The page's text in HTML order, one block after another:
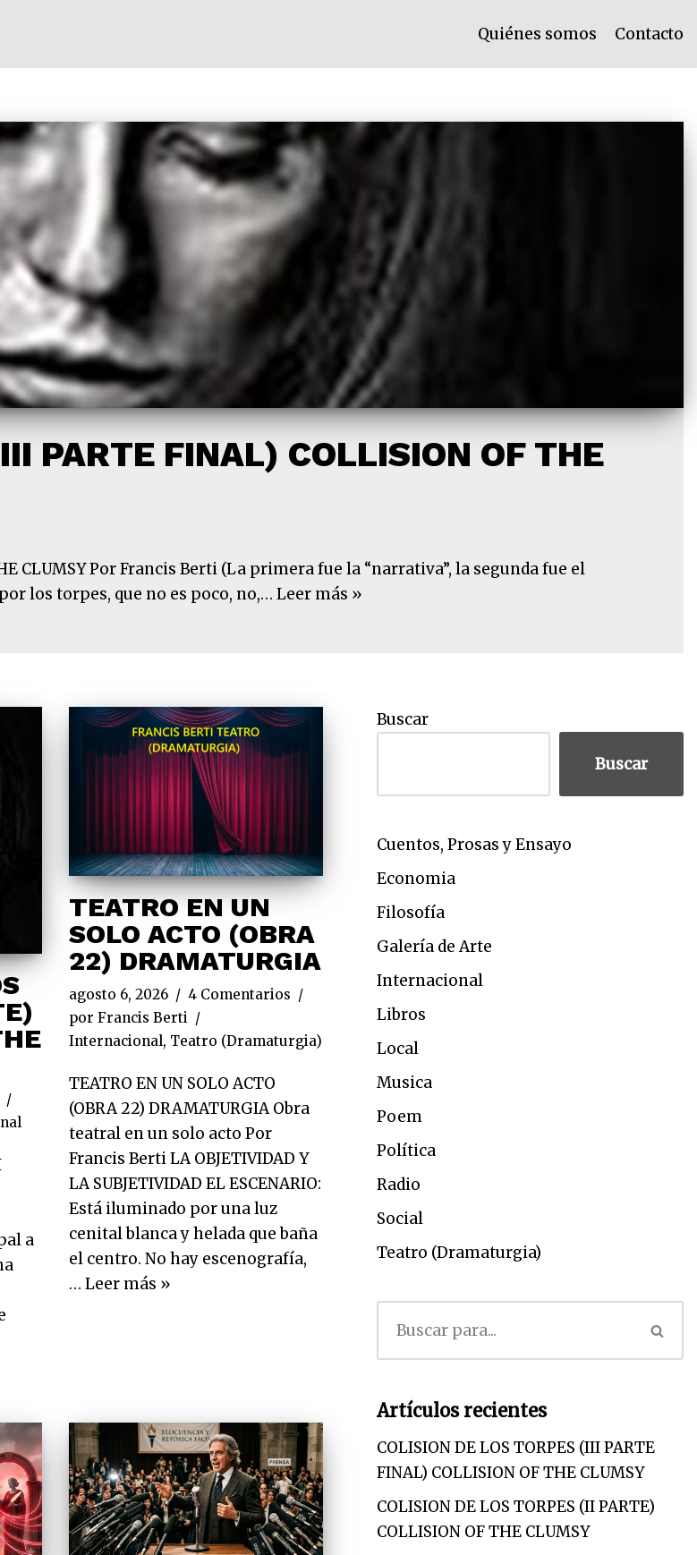
Quiénes somos Contacto
PARTE FINAL) COLLISION OF THE
CLUMSY Por Francis Berti (La primera fue la “narrativa”, la segunda fue el
los torpes, que no es poco, no,… Leer más »
a
TEATRO EN UN
SOLO ACTO (OBRA
22) DRAMATURGIA
agosto 6, 2026
4 Comentarios
porFrancis Berti
Internacional, Teatro (Dramaturgia)
TEATRO EN UN SOLO ACTO
(OBRA 22) DRAMATURGIA Obra
teatral en un solo acto Por
Francis Berti LA OBJETIVIDAD Y
LA SUBJETIVIDAD EL ESCENARIO:
Está iluminado por una luz
cenital blanca y helada que baña
el centro. No hay escenografía,
…Leer más »
Buscar
Buscar
Cuentos, Prosas y Ensayo
Economia
Filosofía
Galería de Arte
Internacional
Libros
Local
Musica
Poem
Política
Radio
Social
Teatro (Dramaturgia)
Artículos recientes
COLISION DE LOS TORPES (III PARTE
FINAL) COLLISION OF THE CLUMSY
COLISION DE LOS TORPES (II PARTE)
COLLISION OF THE CLUMSY